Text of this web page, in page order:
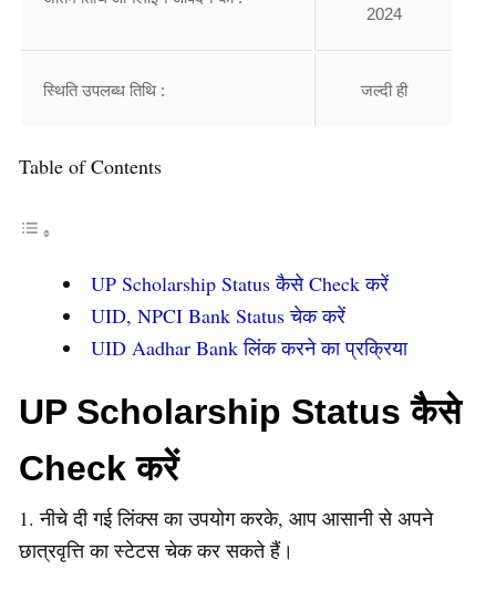
2024
स्थिति उपलब्ध तिथि : जल्दी ही
Table of Contents
UP Scholarship Status कैसे Check करें
UID, NPCI Bank Status चेक करें
UID Aadhar Bank लिंक करने का प्रक्रिया
UP Scholarship Status कैसे
Check करें
1. नीचे दी गई लिंक्स का उपयोग करके, आप आसानी से अपने
छात्रवृत्ति का स्टेटस चेक कर सकते हैं।